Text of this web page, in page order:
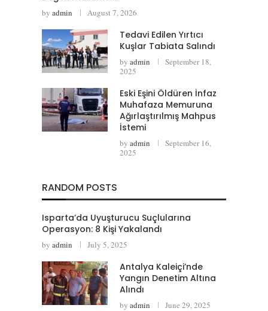
by admin August 7, 2026
Tedavi Edilen Yırtıcı
Kuşlar Tabiata Salındı
by admin
September 18,
2025
Eski Eşini Öldüren İnfaz
Muhafaza Memuruna
Ağırlaştırılmış Mahpus
İstemi
by admin
September 16,
2025
RANDOM POSTS
Isparta’da Uyuşturucu Suçlularına
Operasyon: 8 Kişi Yakalandı
by admin July 5, 2025
Antalya Kaleiçi’nde
Yangın Denetim Altına
Alındı
by admin June 29, 2025